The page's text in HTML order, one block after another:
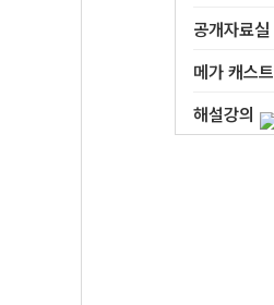
공개자료실
메가 캐스트
해설강의